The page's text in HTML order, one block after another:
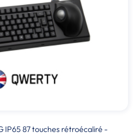
IP65 87 touches rétroécaliré -